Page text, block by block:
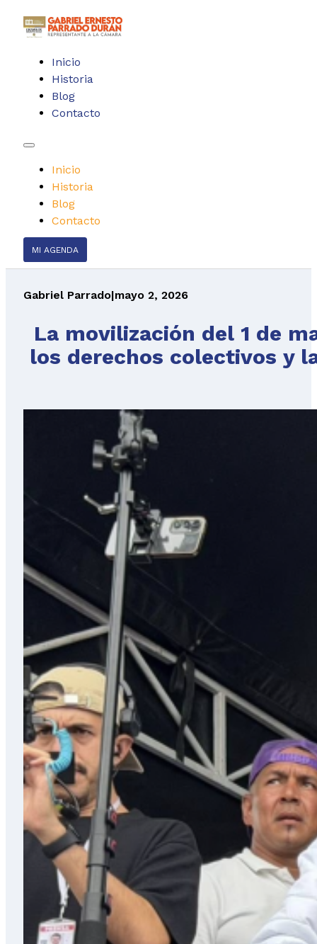
Inicio
Historia
Blog
Contacto
Inicio
Historia
Blog
Contacto
MI AGENDA
Gabriel Parrado|mayo 2, 2026
La movilización del 1 de
los derechos colectivos y